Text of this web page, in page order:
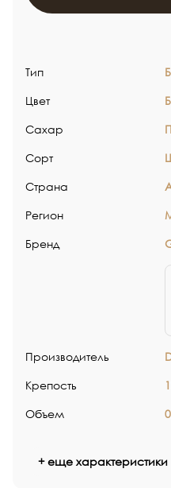
Тип
Цвет
Сахар
Сорт
Страна
Регион
Бренд
Производитель
Крепость
Объем
+ еще характеристики